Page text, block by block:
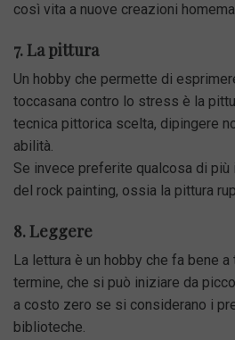
così vita a nuove creazioni
7. La pittura
Un hobby che permette di
toccasana contro lo stress è la
tecnica pittorica scelta, dipingere
abilità.
Se invece preferite qualcosa di più
del rock painting, ossia la pittura
8. Leggere
La lettura è un hobby che fa bene
termine, che si può iniziare da
a costo zero se si considerano i
biblioteche.